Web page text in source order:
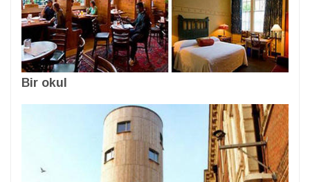
Bir okul